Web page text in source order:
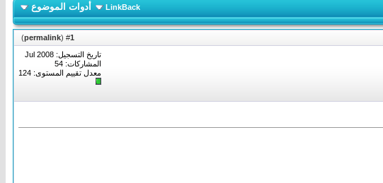
LinkBack أدوات الموضوع
1
(
permalink
)
تاريخ التسجيل: Jul 2008
المشاركات: 54
معدل تقييم المستوى: 124